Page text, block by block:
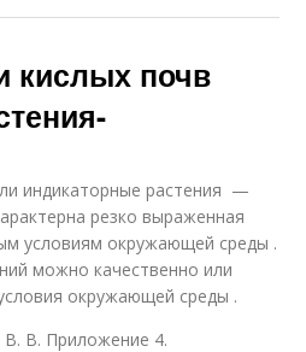
кислых почв
индикаторные растения —
резко выраженная
условиям окружающей среды .
можно качественно или
окружающей среды .
В. Приложение 4.